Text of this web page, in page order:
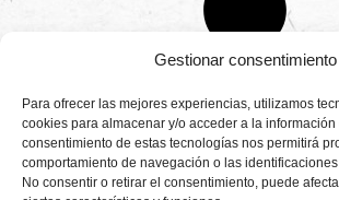
Gestionar consentimiento
Para ofrecer las mejores experiencias, utilizamos
cookies para almacenar y/o acceder a la información
consentimiento de estas tecnologías nos permitirá
comportamiento de navegación o las
No consentir o retirar el consentimiento, puede
Productores
de
fresas,
frambuesas,
CONTÁCTANOS
Camino de
Montemayor s/n
21800 Moguer.
Huelva ESPAÑA.